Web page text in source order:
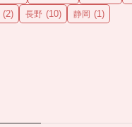
(2) 長野 (10) 静岡 (1)